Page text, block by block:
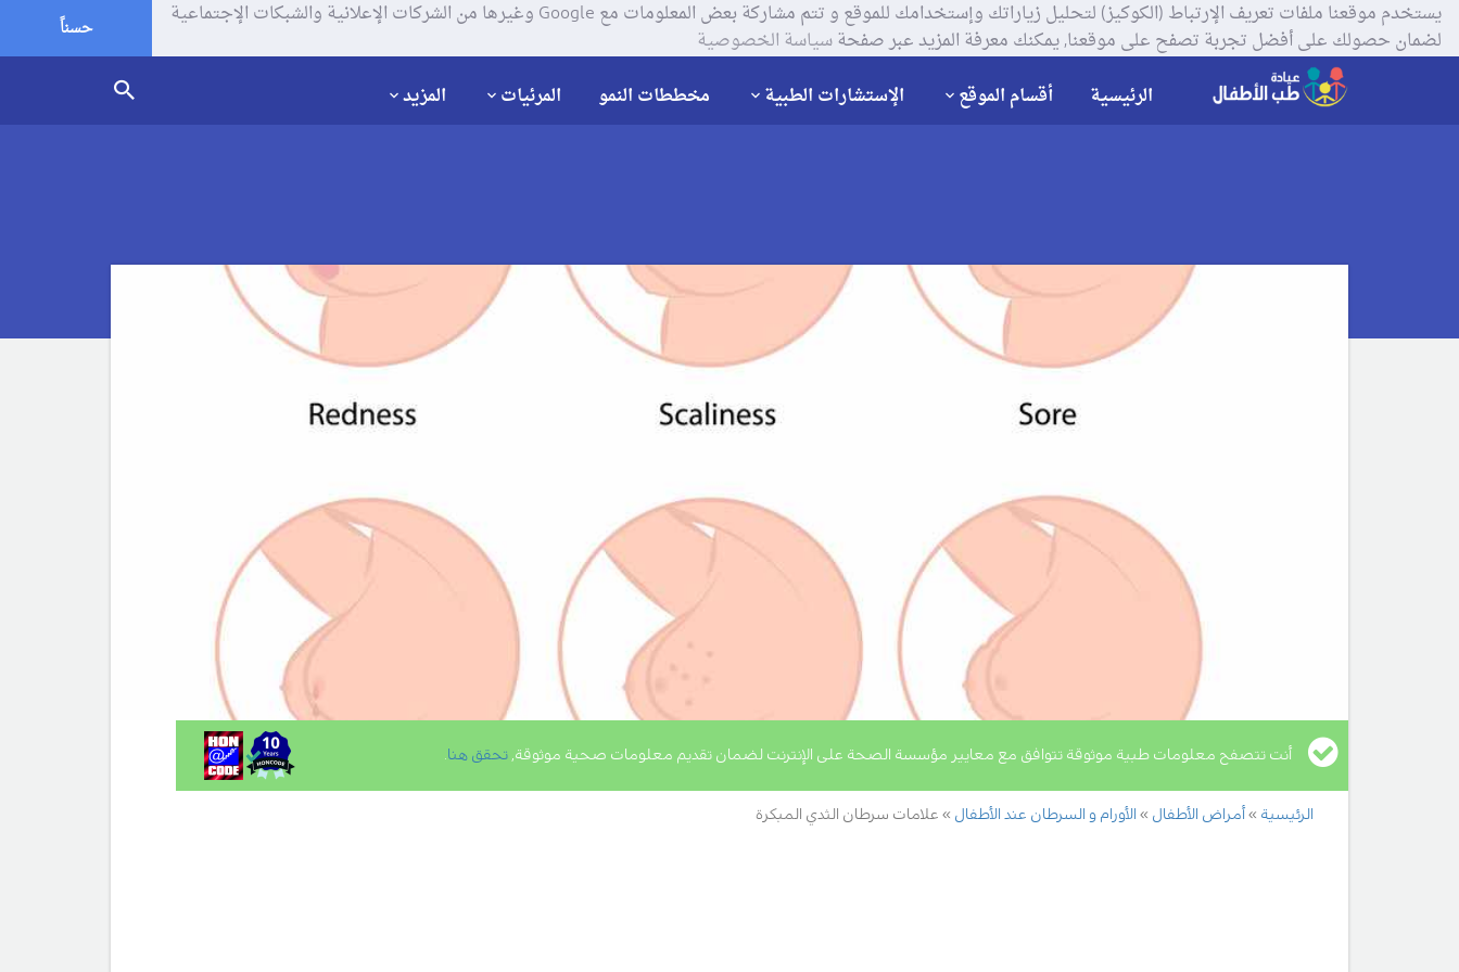
يستخدم موقعنا ملفات تعريف الإرتباط (الكوكيز) لتحليل زياراتك وإستخدامك للموقع و تتم مشاركة بعض المعلومات مع Google وغيرها من الشركات الإعلانية والشبكات الإجتماعية
لضمان حصولك على أفضل تجربة تصفح على موقعنا, يمكنك معرفة المزيد عبر صفحةسياسة الخصوصية حسناً
الرئيسية أقسام الموقع الإستشارات الطبية مخططات النمو المرئيات المزيد
أنت تتصفح معلومات طبية موثوقة تتوافق مع معايير مؤسسة الصحة على الإنترنت لضمان تقديم معلومات صحية موثوقة, تحقق هنا.
الرئيسية أمراض الأطفال الأورام و السرطان عند الأطفال علامات سرطان الثدي المبكرة